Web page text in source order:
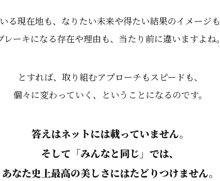
る現在地も、なりたい未来や得たい結果のイメージ
レーキになる存在や理由も、当たり前に違いますよね
とすれば、取り組むアプローチもスピードも、
個々に変わっていく、ということになるのです。
答えはネットには載っていません。
そして「みんなと同じ」では、
あなた史上最高の美しさにはたどりつけません。